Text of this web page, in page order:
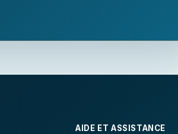
AIDE ET ASSISTANCE